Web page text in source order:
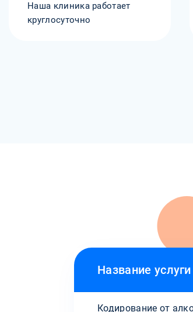
Наша клиника работает
круглосуточно
Название услуги
Кодирование от